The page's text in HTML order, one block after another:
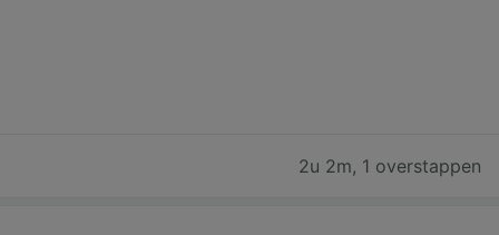
2u 2m, 1 overstappen